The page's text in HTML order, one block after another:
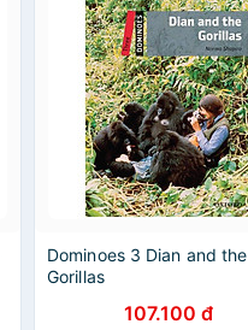
Dominoes 3 Dian and the
Gorillas
107.100 đ